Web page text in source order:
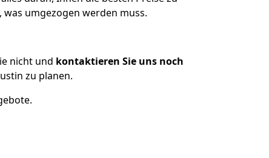
umgezogen werden muss.
nicht und kontaktieren Sie uns noch
zu planen.